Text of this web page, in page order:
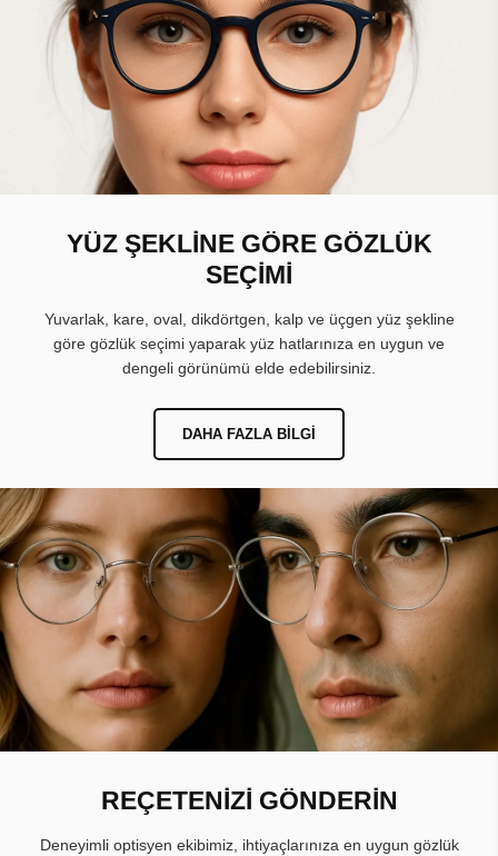
YÜZ ŞEKLİNE GÖRE GÖZLÜK
SEÇİMİ
Yuvarlak, kare, oval, dikdörtgen, kalp ve üçgen yüz şekline
göre gözlük seçimi yaparak yüz hatlarınıza en uygun ve
dengeli görünümü elde edebilirsiniz.
DAHA FAZLA BILGI
REÇETENİZİ GÖNDERİN
Deneyimli optisyen ekibimiz, ihtiyaçlarınıza en uygun gözlük